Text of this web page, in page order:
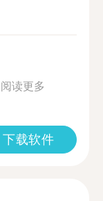
阅读更多
下载软件